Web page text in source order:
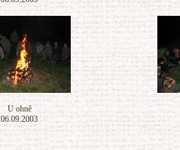
U ohně
06.09.2003